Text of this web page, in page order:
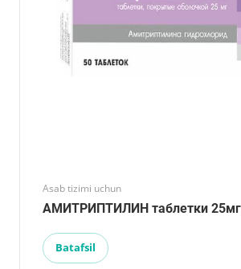
Asab tizimi uchun
АМИТРИПТИЛИН таблетки 25мг
Batafsil